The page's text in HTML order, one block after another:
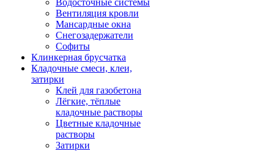
Водосточные системы
Вентиляция кровли
Мансардные окна
Снегозадержатели
Софиты
Клинкерная брусчатка
Кладочные смеси, клеи,
затирки
Клей для газобетона
Лёгкие, тёплые
кладочные растворы
Цветные кладочные
растворы
Затирки